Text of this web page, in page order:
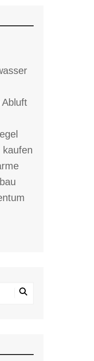
Abluft
kaufen